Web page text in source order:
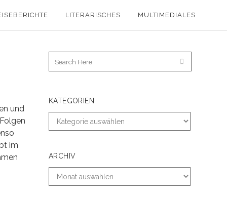
LITERARISCHES MULTIMEDIALES
und
im
KATEGORIEN
ARCHIV